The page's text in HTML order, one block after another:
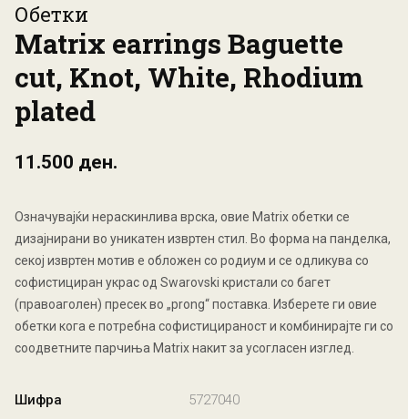
Обетки
Matrix earrings Baguette
cut, Knot, White, Rhodium
plated
11.500 ден.
Означувајќи нераскинлива врска, овие Matrix обетки се
дизајнирани во уникатен извртен стил. Во форма на панделка,
секој извртен мотив е обложен со родиум и се одликува со
софистициран украс од Swarovski кристали со багет
(правоаголен) пресек во „prong“ поставка. Изберете ги овие
обетки кога е потребна софистицираност и комбинирајте ги со
соодветните парчиња Matrix накит за усогласен изглед.
Шифра
5727040